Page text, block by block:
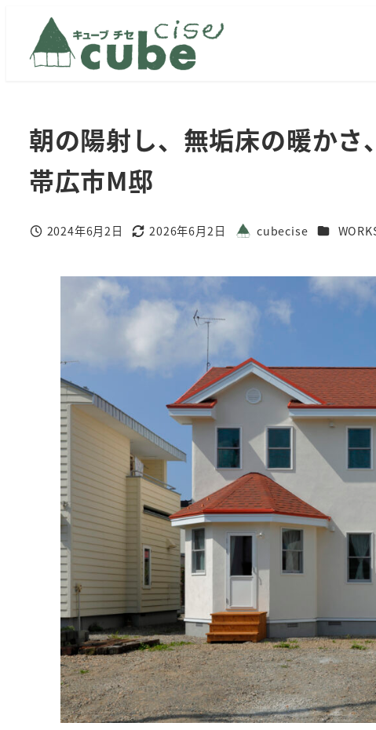
朝の陽射し、無垢床の暖か
帯広市М邸
投稿日
2024年6月2日
更新日
2026年6月2日
著
cubecise カテゴリー